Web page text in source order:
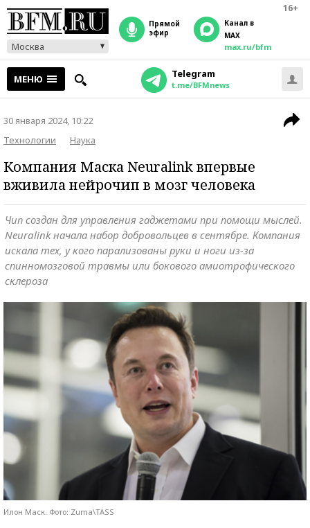
16+
Москва
прямой
эфир
Канал в
MAX
max.ru/bfm
МЕНЮ Telegram
t.me/BFMnews
30 января 2024, 10:22
Технологии
Наука
Компания Маска Neuralink впервые
вживила нейрочип в мозг человека
Чип создан для управления гаджетами при помощи мыслей.
Neuralink начала набор добровольцев в сентябре. Компания
искала тех, у кого парализованы руки и ноги из-за
спинномозговой травмы или бокового амиотрофического
склероза
Илон Маск. Фото: Zuma\TASS